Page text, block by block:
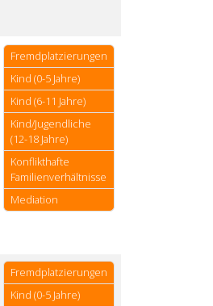
Fremdplatzierungen
Kind (0-5 Jahre)
Kind (6-11 Jahre)
Kind/Jugendliche
(12-18 Jahre)
Konflikthafte
Familienverhältnisse
Mediation
Fremdplatzierungen
Kind (0-5 Jahre)